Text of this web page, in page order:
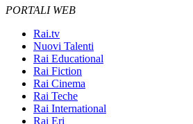
PORTALI WEB
Rai.tv
Nuovi Talenti
Rai Educational
Rai Fiction
Rai Cinema
Rai Teche
Rai International
Rai Eri